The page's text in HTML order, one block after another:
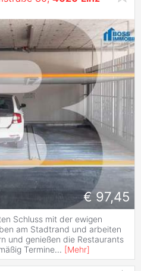
€ 97,45
Schluss mit der ewigen
am Stadtrand und arbeiten
und genießen die Restaurants
Termine... [Mehr]